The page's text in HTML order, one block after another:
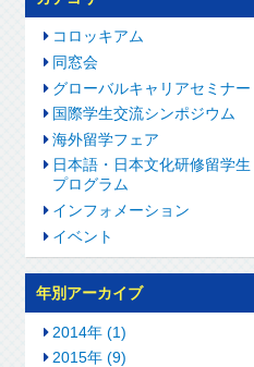
コロッキアム
同窓会
グローバルキャリアセミナー
国際学生交流シンポジウム
海外留学フェア
日本語・日本文化研修留学生
プログラム
インフォメーション
イベント
年別アーカイブ
2014年 (1)
2015年 (9)